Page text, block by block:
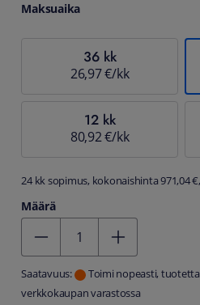
Maksuaika
36 kk
26,97 €/kk
12 kk
80,92 €/kk
24 kk sopimus, kokonaishinta 971,04
Määrä
Saatavuus:
Toimi nopeasti,
verkkokaupan varastossa